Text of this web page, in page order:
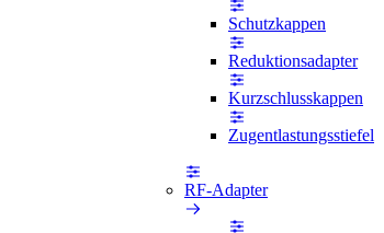
Schutzkappen
Reduktionsadapter
Kurzschlusskappen
Zugentlastungsstiefel
RF-Adapter